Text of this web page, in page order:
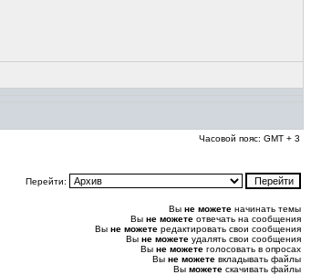
Часовой пояс: GMT + 3
Перейти:
Вы не можете начинать темы
Вы не можете отвечать на сообщения
Вы не можете редактировать свои сообщения
Вы не можете удалять свои сообщения
Вы не можете голосовать в опросах
Вы не можете вкладывать файлы
Вы можете скачивать файлы